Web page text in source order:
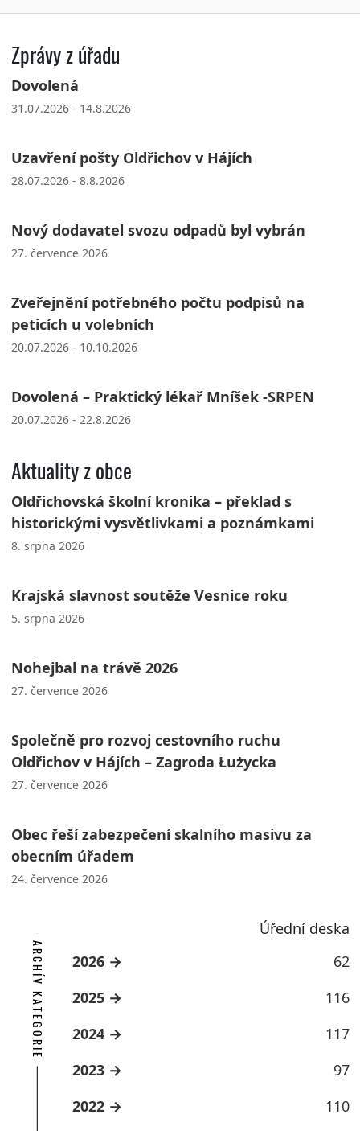
Zprávy z úřadu
Dovolená
31.07.2026 - 14.8.2026
Uzavření pošty Oldřichov v Hájích
28.07.2026 - 8.8.2026
Nový dodavatel svozu odpadů byl vybrán
27. července 2026
Zveřejnění potřebného počtu podpisů na
peticích u volebních
20.07.2026 - 10.10.2026
Dovolená – Praktický lékař Mníšek -SRPEN
20.07.2026 - 22.8.2026
Aktuality z obce
Oldřichovská školní kronika – překlad s
historickými vysvětlivkami a poznámkami
8. srpna 2026
Krajská slavnost soutěže Vesnice roku
5. srpna 2026
Nohejbal na trávě 2026
27. července 2026
Společně pro rozvoj cestovního ruchu
Oldřichov v Hájích – Zagroda Łużycka
27. července 2026
Obec řeší zabezpečení skalního masivu za
obecním úřadem
24. července 2026
Úřední deska
ARCHÍV KATEGORIE 2026
62
2025
116
2024
117
2023
97
2022
110